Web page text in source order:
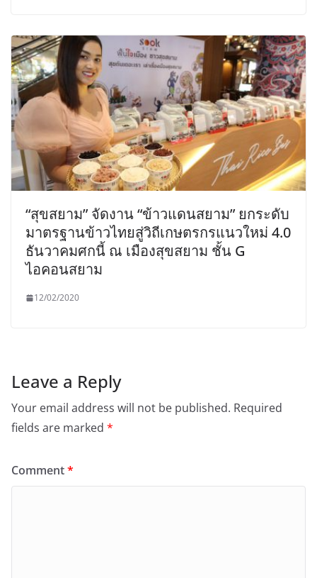
“สุขสยาม” จัดงาน “ข้าวแดนสยาม” ยกระดับ
มาตรฐานข้าวไทยสู่วิถีเกษตรกรแนวใหม่ 4.0
ธันวาคมศกนี้ ณ เมืองสุขสยาม ชั้น G
ไอคอนสยาม
12/02/2020
Leave a Reply
Your email address will not be published. Required
fields are marked *
Comment*